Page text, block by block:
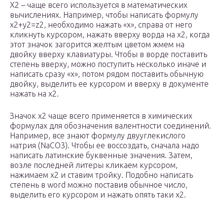
Х2 – чаще всего используется в математических
вычислениях. Например, чтобы написать формулу
х2+у2=z2, необходимо нажать «х», справа от него
кликнуть курсором, нажать вверху ворда на х2, когда
этот значок загорится желтым цветом жмем на
двойку вверху клавиатуры. Чтобы в ворде поставить
степень вверху, можно поступить несколько иначе и
написать сразу «х», потом рядом поставить обычную
двойку, выделить ее курсором и вверху в документе
нажать на х2.
Значок х2 чаще всего применяется в химических
формулах для обозначения валентности соединений.
Например, все знают формулу двууглекислого
натрия (NaCO3). Чтобы ее воссоздать, сначала надо
написать латинские буквенные значения. Затем,
возле последней литеры кликаем курсором,
нажимаем х2 и ставим тройку. Подобно написать
степень в word можно поставив обычное число,
выделить его курсором и нажать опять таки х2.